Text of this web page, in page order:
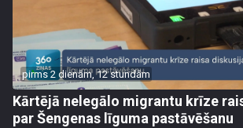
pirms 2 dienām, 12 stundām
Kārtējā nelegālo migrantu krīze
par Šengenas līguma pastāvēšanu